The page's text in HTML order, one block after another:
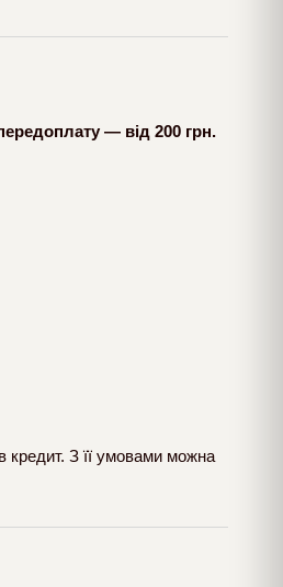
— від 200 грн.
кредит. З її умовами можна